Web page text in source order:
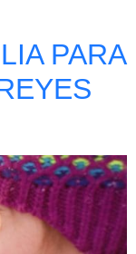
PARA